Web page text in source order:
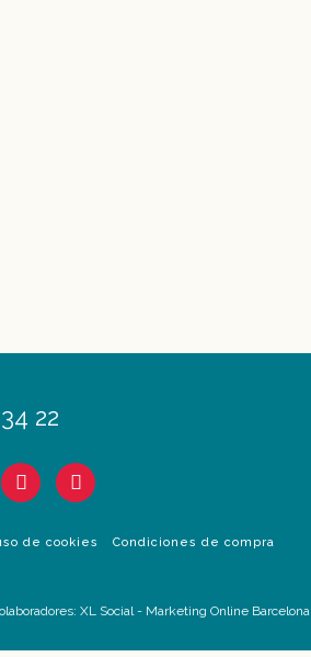
22
de cookies Condiciones de compra
XL Social- Marketing Online Barcelona